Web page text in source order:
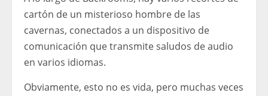
cartón de un misterioso hombre de las
cavernas, conectados a un dispositivo de
comunicación que transmite saludos de audio
en varios idiomas.
Obviamente, esto no es vida, pero muchas veces